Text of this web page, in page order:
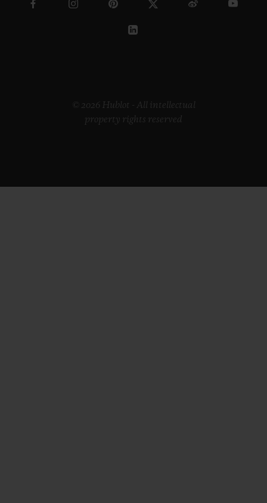
© 2026 Hublot - All intellectual
property rights reserved